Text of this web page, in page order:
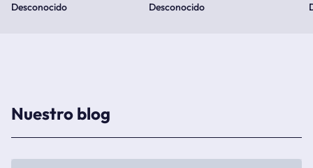
Desconocido
Desconocido
Nuestro blog